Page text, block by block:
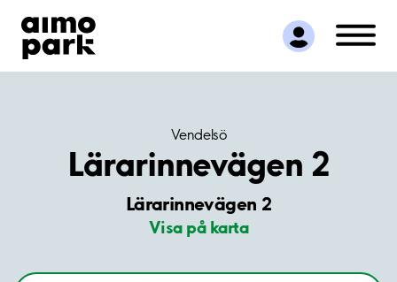
Hitta parkering
Samarbete
Kundservice
Vendelsö
Lärarinnevägen 2
Lärarinnevägen 2
Visa på karta